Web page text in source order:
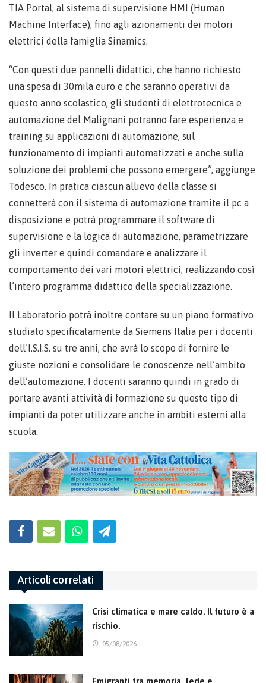
TIA Portal, al sistema di supervisione HMI (Human
Machine Interface), fino agli azionamenti dei motori
elettrici della famiglia Sinamics.
“Con questi due pannelli didattici, che hanno richiesto
una spesa di 30mila euro e che saranno operativi da
questo anno scolastico, gli studenti di elettrotecnica e
automazione del Malignani potranno fare esperienza e
training su applicazioni di automazione, sul
funzionamento di impianti automatizzati e anche sulla
soluzione dei problemi che possono emergere”, aggiunge
Todesco. In pratica ciascun allievo della classe si
connetterà con il sistema di automazione tramite il pc a
disposizione e potrà programmare il software di
supervisione e la logica di automazione, parametrizzare
gli inverter e quindi comandare e analizzare il
comportamento dei vari motori elettrici, realizzando così
l’intero programma didattico della specializzazione.
Il Laboratorio potrà inoltre contare su un piano formativo
studiato specificatamente da Siemens Italia per i docenti
dell’I.S.I.S. su tre anni, che avrà lo scopo di fornire le
giuste nozioni e consolidare le conoscenze nell’ambito
dell’automazione. I docenti saranno quindi in grado di
portare avanti attività di formazione su questo tipo di
impianti da poter utilizzare anche in ambiti esterni alla
scuola.
Articoli correlati
Crisi climatica e mare caldo. Il futuro è a
rischio.
05/08/2026